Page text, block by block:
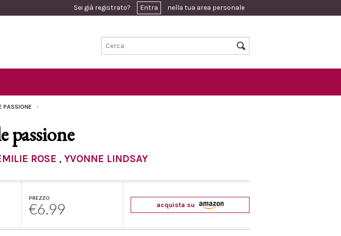
Sei già registrato? Entra nella tua area personale
PASSIONE
passione
ROSE ,YVONNE LINDSAY
PREZZO
€6.99 acquista su